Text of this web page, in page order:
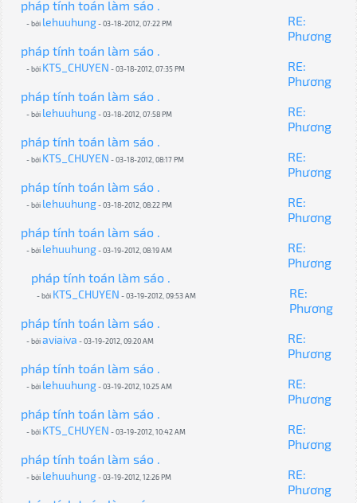
pháp tính toán làm sáo .
- bởi lehuuhung- 03-18-2012, 07:22 PM
RE:
Phương
pháp tính toán làm sáo .
- bởi KTS_CHUYEN - 03-18-2012, 07:35 PM
RE:
Phương
pháp tính toán làm sáo .
- bởi lehuuhung- 03-18-2012, 07:58 PM
RE:
Phương
pháp tính toán làm sáo .
- bởi KTS_CHUYEN - 03-18-2012, 08:17 PM
RE:
Phương
pháp tính toán làm sáo .
- bởi lehuuhung- 03-18-2012, 08:22 PM
RE:
Phương
pháp tính toán làm sáo .
- bởi lehuuhung- 03-19-2012, 08:19 AM
RE:
Phương
pháp tính toán làm sáo .
- bởi KTS_CHUYEN - 03-19-2012, 09:53 AM
RE:
Phương
pháp tính toán làm sáo .
- bởiaviaiva - 03-19-2012, 09:20 AM
RE:
Phương
pháp tính toán làm sáo .
- bởi lehuuhung- 03-19-2012, 10:25 AM
RE:
Phương
pháp tính toán làm sáo .
- bởi KTS_CHUYEN - 03-19-2012, 10:42 AM
RE:
Phương
pháp tính toán làm sáo .
- bởi lehuuhung- 03-19-2012, 12:26 PM
RE:
Phương